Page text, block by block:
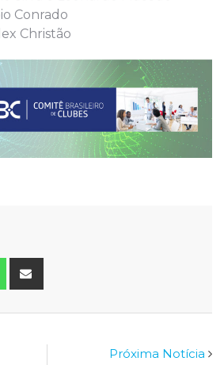
Conrado
Christão
Whatsapp
Próxima Notícia